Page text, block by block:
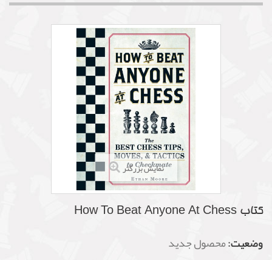
نمایش بزرگتر
کتاب How To Beat Anyone At Chess
وضعیت:محصول جدید